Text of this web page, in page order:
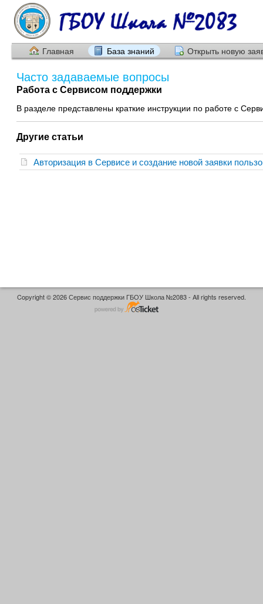
Главная База знаний Открыть новую
Часто задаваемые вопросы
Работа с Сервисом поддержки
В разделе представлены краткие инструкции по работе с
Другие статьи
Авторизация в Сервисе и создание новой заявки
Copyright © 2026 Сервис поддержки ГБОУ Школа №2083 - All rights reserved.